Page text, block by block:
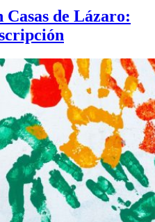
Casas de Lázaro: